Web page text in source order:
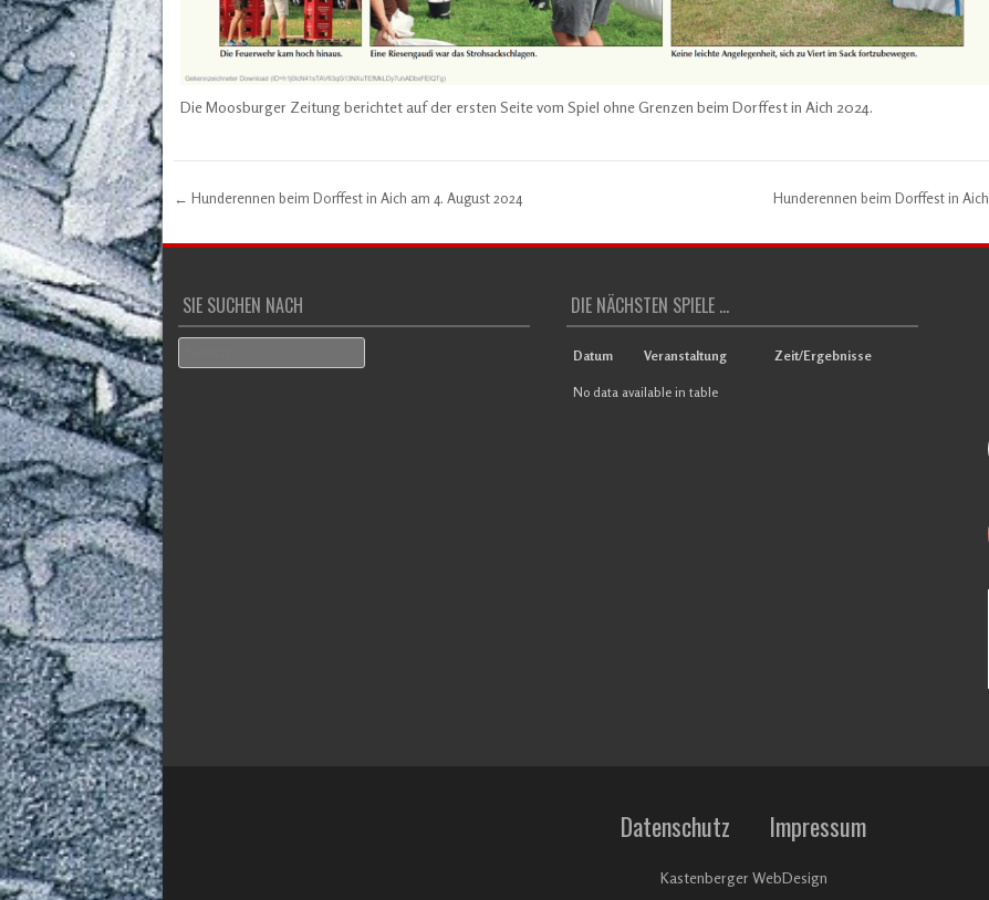
Die Moosburger Zeitung berichtet auf der ersten Seite vom Spiel ohne Grenzen beim Dorffest in Aich 2024.
Post navigation
← Hunderennen beim Dorffest in Aich am 4. August 2024 Hunderennen beim Dorffest in Aich
SIE SUCHEN NACH DIE NÄCHSTEN SPIELE ...
Datum Veranstaltung Zeit/Ergebnisse
No data available in table
Datenschutz Impressum
Kastenberger WebDesign